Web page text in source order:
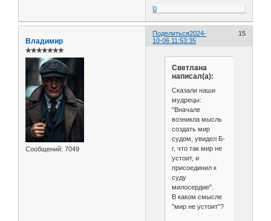
0
Поделиться 15
2024-
10-06 11:53:35
Владимир
✯✯✯✯✯✯✯
Сообщений: 7049
Светлана
написал(а):
Сказали наши
мудрецы:
"Вначале
возникла мысль
создать мир
судом, увидел Б-
г, что так мир не
устоит, и
присоединил к
суду
милосердие".
В каком смысле
"мир не устоит"?